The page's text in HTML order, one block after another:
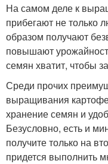
На самом деле к
прибегают не только
образом получают
повышают
семян хватит, чтобы
Среди прочих
выращивания
хранение семян и
Безусловно, есть и
получите только на
придется выполнить